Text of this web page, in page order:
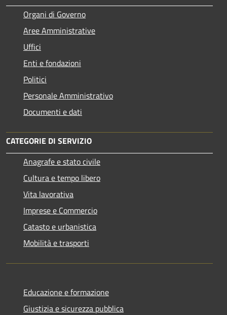
Organi di Governo
Aree Amministrative
Uffici
Enti e fondazioni
Politici
Personale Amministrativo
Documenti e dati
CATEGORIE DI SERVIZIO
Anagrafe e stato civile
Cultura e tempo libero
Vita lavorativa
Imprese e Commercio
Catasto e urbanistica
Mobilità e trasporti
Educazione e formazione
Giustizia e sicurezza pubblica